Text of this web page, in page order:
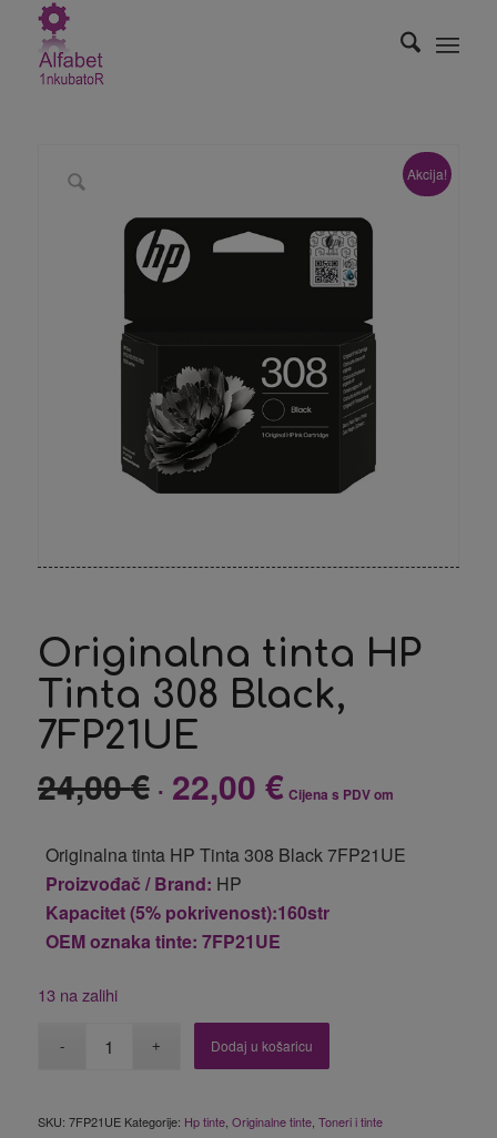
Akcija!
Originalna tinta HP
Tinta 308 Black,
7FP21UE
24,00€ Izvorna
je:
24,00 €.
22,00 €Trenutna
22,00 €.
Cijena s PDV om
Originalna tinta HP Tinta 308 Black 7FP21UE
Proizvođač / Brand: HP
Kapacitet (5% pokrivenost):160str
OEM oznaka tinte: 7FP21UE
13 na zalihi
Dodaj u košaricu
SKU: 7FP21UE Kategorije: Hp tinte, Originalne tinte, Toneri i tinte